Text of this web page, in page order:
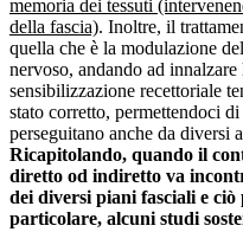
memoria dei tessuti
della fascia). Inoltre, il
quella che è la modulazione
nervoso, andando ad
sensibilizzazione recettoriale
stato corretto, permettendoci
perseguitano anche da diversi
Ricapitolando, quando il
diretto od indiretto va
dei diversi piani fasciali e
particolare, alcuni studi